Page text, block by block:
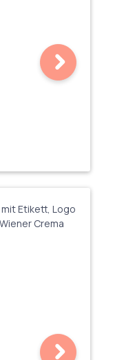
von 5 von 5 Sternen